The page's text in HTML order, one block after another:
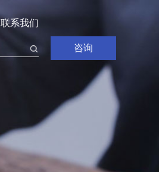
联系我们
咨询